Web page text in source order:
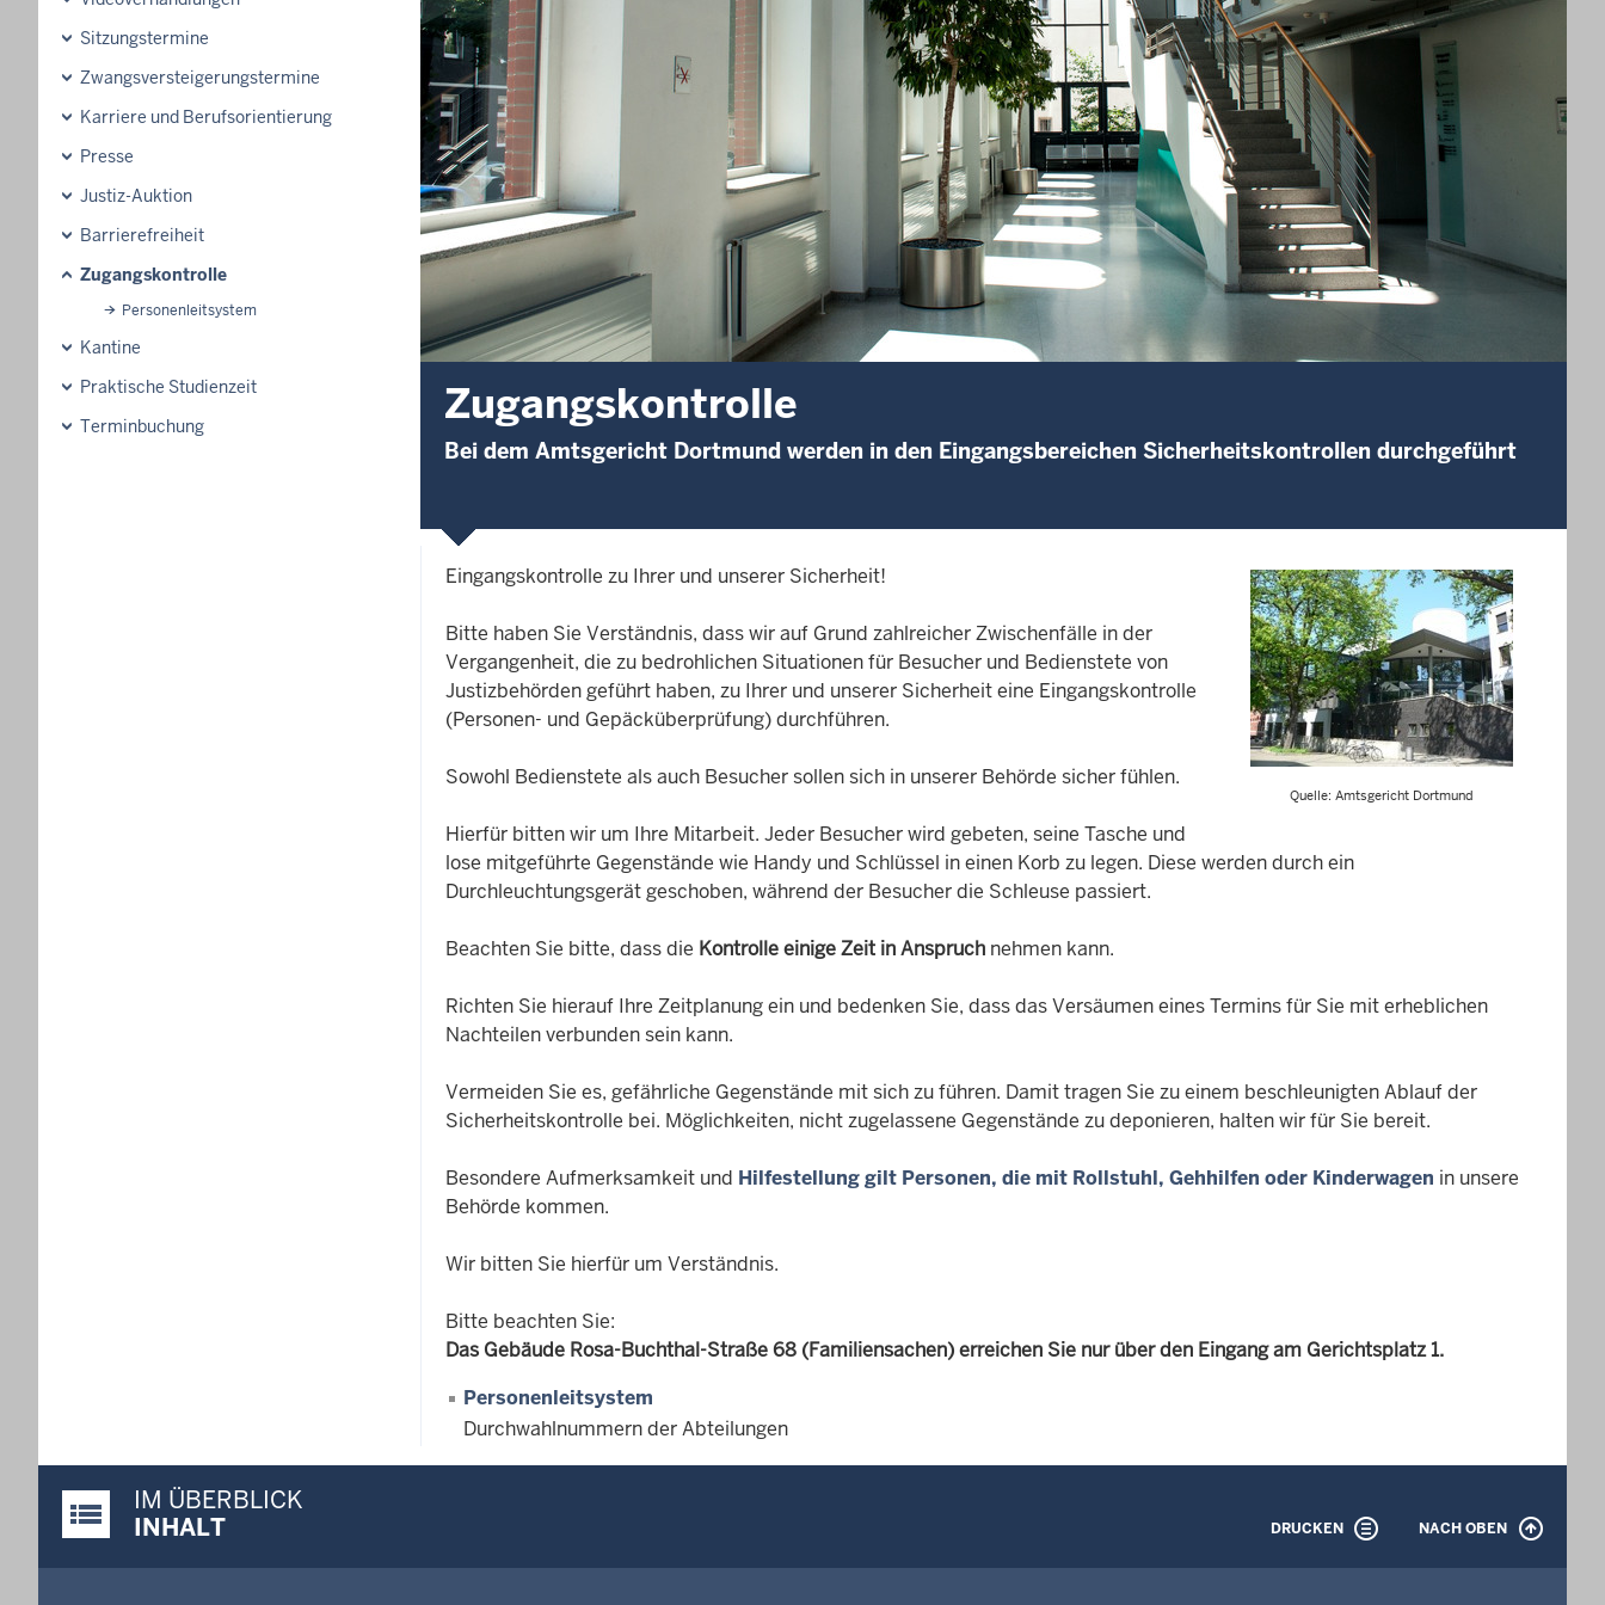
Sitzungstermine
Zwangsversteigerungstermine
Karriere und Berufsorientierung
Presse
Justiz-Auktion
Barrierefreiheit
Zugangskontrolle
Personenleitsystem
Kantine
Praktische Studienzeit
Terminbuchung
Zugangskontrolle
Bei dem Amtsgericht Dortmund werden in den Eingangsbereichen Sicherheitskontrollen durchgeführt
Quelle: Amtsgericht Dortmund
Eingangskontrolle zu Ihrer und unserer Sicherheit!
Bitte haben Sie Verständnis, dass wir auf Grund zahlreicher Zwischenfälle in der
Vergangenheit, die zu bedrohlichen Situationen für Besucher und Bedienstete von
Justizbehörden geführt haben, zu Ihrer und unserer Sicherheit eine Eingangskontrolle
(Personen- und Gepäcküberprüfung) durchführen.
Sowohl Bedienstete als auch Besucher sollen sich in unserer Behörde sicher fühlen.
Hierfür bitten wir um Ihre Mitarbeit. Jeder Besucher wird gebeten, seine Tasche und
lose mitgeführte Gegenstände wie Handy und Schlüssel in einen Korb zu legen. Diese werden durch ein
Durchleuchtungsgerät geschoben, während der Besucher die Schleuse passiert.
Beachten Sie bitte, dass die Kontrolle einige Zeit in Anspruch nehmen kann.
Richten Sie hierauf Ihre Zeitplanung ein und bedenken Sie, dass das Versäumen eines Termins für Sie mit erheblichen
Nachteilen verbunden sein kann.
Vermeiden Sie es, gefährliche Gegenstände mit sich zu führen. Damit tragen Sie zu einem beschleunigten Ablauf der
Sicherheitskontrolle bei. Möglichkeiten, nicht zugelassene Gegenstände zu deponieren, halten wir für Sie bereit.
Besondere Aufmerksamkeit und Hilfestellung gilt Personen, die mit Rollstuhl, Gehhilfen oder Kinderwagen in unsere
Behörde kommen.
Wir bitten Sie hierfür um Verständnis.
Bitte beachten Sie:
Das Gebäude Rosa-Buchthal-Straße 68 (Familiensachen) erreichen Sie nur über den Eingang am Gerichtsplatz 1.
Personenleitsystem
Durchwahlnummern der Abteilungen
Justiz-Portal im Überblick:
IM ÜBERBLICK
INHALT
DRUCKEN NACH OBEN